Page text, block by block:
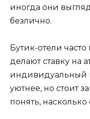
иногда они
безлично.
Бутик-отели
делают ставку на
индивидуальный
уютнее, но стоит
понять, насколько